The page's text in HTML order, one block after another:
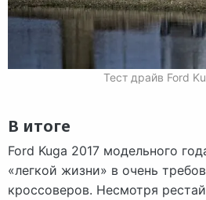
Тест драйв Ford
В итоге
Ford Kuga 2017 модельного
«легкой жизни» в очень
кроссоверов. Несмотря